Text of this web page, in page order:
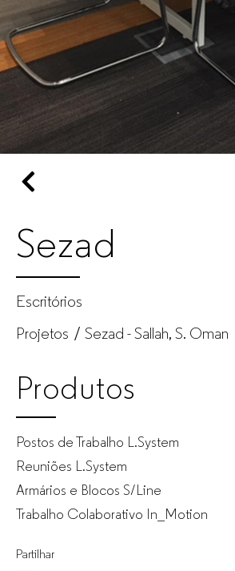
Sezad
Escritórios
Projetos
Sezad - Sallah, S. Oman
Produtos
Postos de Trabalho L.System
Reuniões L.System
Armários e Blocos S/Line
Trabalho Colaborativo In_Motion
Partilhar